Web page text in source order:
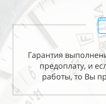
Гарантия
предоплату, и
работы, то Вы